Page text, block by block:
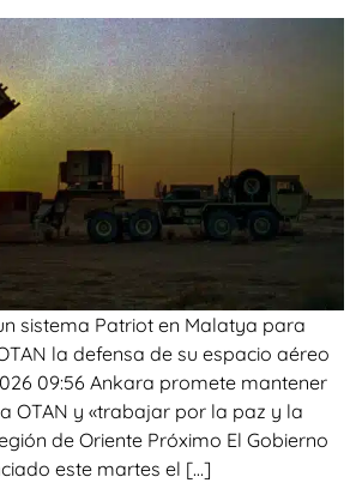
sistema Patriot en Malatya para
la defensa de su espacio aéreo
09:56 Ankara promete mantener
OTAN y «trabajar por la paz y la
de Oriente Próximo El Gobierno
este martes el […]